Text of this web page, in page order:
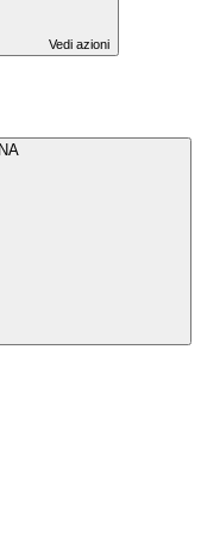
Vedi azioni